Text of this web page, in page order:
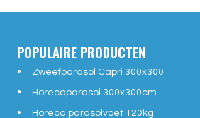
POPULAIRE PRODUCTEN
Zweefparasol Capri 300x300
Horecaparasol 300x300cm
Horeca parasolvoet 120kg